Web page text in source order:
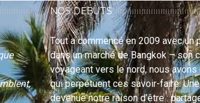
,
NOS DÉBUTS
Tout a commencé en 2009 avec un
dans un marché de Bangkok – son
voyageant vers le nord, nous
qui perpétuent ces savoir-faire.
devenue notre raison d’être :